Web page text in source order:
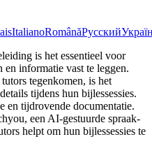
ItalianoRomânăРусский
is het essentieel voor
informatie vast te leggen.
tegenkomen, is het
tijdens hun bijlessessies.
en tijdrovende documentatie.
een AI-gestuurde spraak-
helpt om hun bijlessessies te